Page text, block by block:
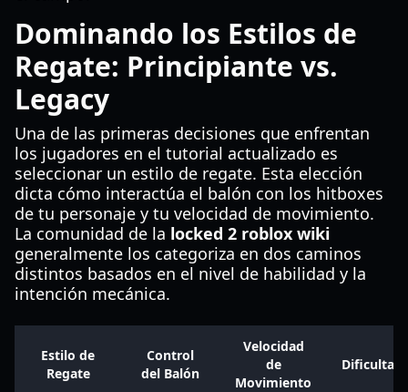
Dominando los Estilos de
Regate: Principiante vs.
Legacy
Una de las primeras decisiones que enfrentan
los jugadores en el tutorial actualizado es
seleccionar un estilo de regate. Esta elección
dicta cómo interactúa el balón con los hitboxes
de tu personaje y tu velocidad de movimiento.
La comunidad de la locked 2 roblox wiki
generalmente los categoriza en dos caminos
distintos basados en el nivel de habilidad y la
intención mecánica.
Estilo de
Regate
Control
del Balón
Velocidad
de
Movimiento
Dificultad